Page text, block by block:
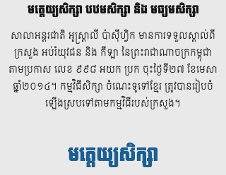
មត្តេយ្យសិក្សា បឋមសិក្សា និង មធ្យមសិក្សា
សាលាអន្តរជាតិ អូស្ត្រាលី ប៉ាស៊ីហ្វិក មានការទទួលស្គាល់ពី
ក្រសួង អប់រំយុវជន និង កីឡា នៃព្រះរាជាណាចក្រកម្ពុជា
តាមប្រកាស លេខ ៩៩៨ អយក ប្រក ចុះថ្ងៃទី២៧ ខែមេសា
ឆ្នាំ២០១៤។ កម្មវិធីសិក្សា ចំណេះទូទៅខ្មែរ​​​ ត្រូវបានរៀបចំ
ឡើងស្របទៅតាមកម្មវិធីរបស់ក្រសួង។
មត្តេយ្យសិក្សា